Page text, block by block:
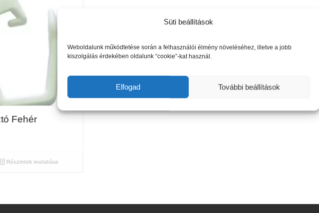
Süti beállítások
Weboldalunk működtetése során a felhasználói élmény növeléséhez, illetve a jobb
kiszolgálás érdekében oldalunk “cookie”-kat használ.
Elfogad További beállítások
Fehér
Részletek mutatása